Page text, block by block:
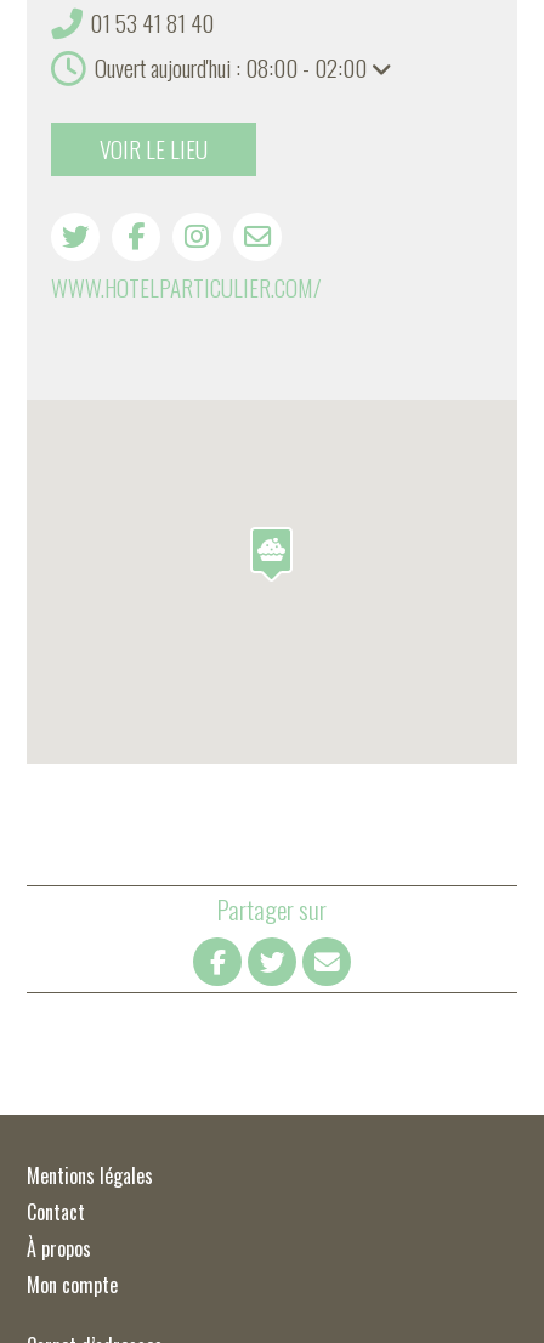
01 53 41 81 40
Ouvert aujourd'hui : 08:00 - 02:00
VOIR LE LIEU
WWW.HOTELPARTICULIER.COM/
Partager sur
Mentions légales
Contact
À propos
Mon compte